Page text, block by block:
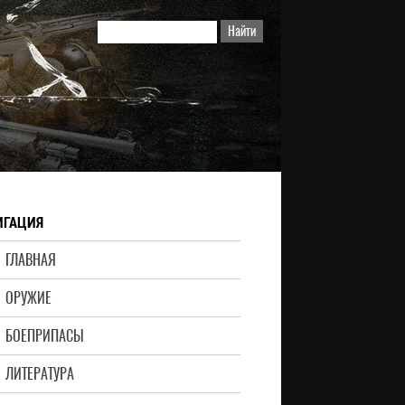
ГЛАВНАЯ
ОРУЖИЕ
БОЕПРИПАСЫ
ЛИТЕРАТУРА